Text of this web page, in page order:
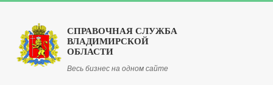
СПРАВОЧНАЯ СЛУЖБА
ВЛАДИМИРСКОЙ
ОБЛАСТИ
Весь бизнес на одном сайте